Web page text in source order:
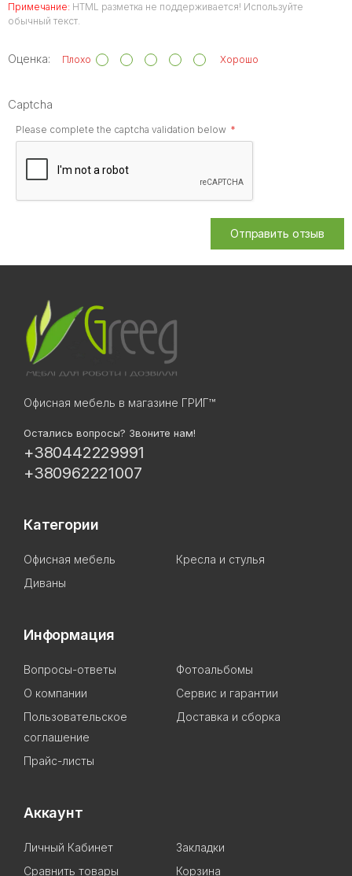
Примечание: HTML разметка не поддерживается! Используйте
обычный текст.
Оценка: Плохо Хорошо
Captcha
Please complete the captcha validation below
Отправить отзыв
Офисная мебель в магазине ГРИГ™
Остались вопросы? Звоните нам!
+380442229991
+380962221007
Категории
Офисная мебель
Кресла и стулья
Диваны
Информация
Вопросы-ответы
Фотоальбомы
О компании
Сервис и гарантии
Пользовательское
соглашение
Доставка и сборка
Прайс-листы
Аккаунт
Личный Кабинет
Закладки
Сравнить товары
Корзина